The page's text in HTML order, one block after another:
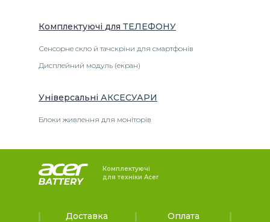
Комплектуючі для ТЕЛЕФОНУ
Сенсорне скло й тачскріни для смартфонів
Дисплейний модуль (екран)
Універсальні АКСЕСУАРИ
Блоки живлення для моніторів
Комплектуючі
для техніки Acer
Доставка Оплата